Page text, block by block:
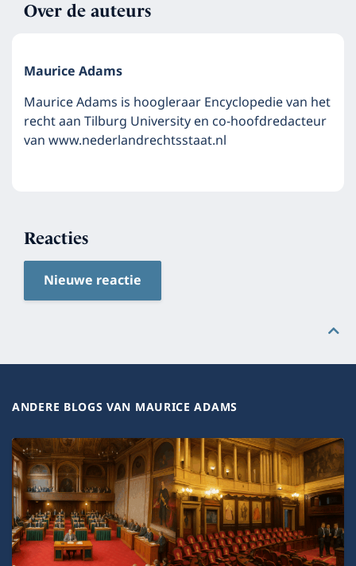
Over de auteurs
Maurice Adams
Maurice Adams is hoogleraar Encyclopedie van het
recht aan Tilburg University en co-hoofdredacteur
van www.nederlandrechtsstaat.nl
Reacties
Nieuwe reactie
ANDERE BLOGS VAN MAURICE ADAMS